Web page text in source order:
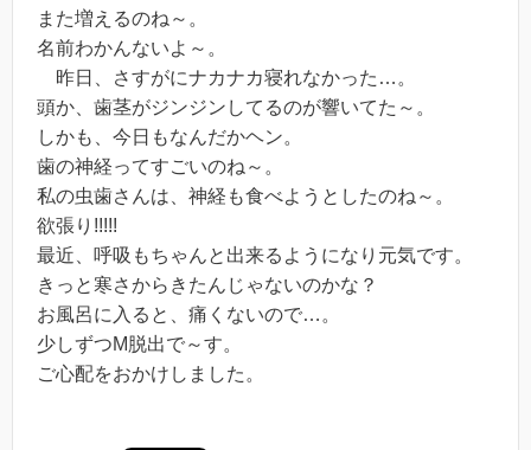
また増えるのね～。
名前わかんないよ～。
昨日、さすがにナカナカ寝れなかった…。
頭か、歯茎がジンジンしてるのが響いてた～。
しかも、今日もなんだかヘン。
歯の神経ってすごいのね～。
私の虫歯さんは、神経も食べようとしたのね～。
欲張り!!!!!
最近、呼吸もちゃんと出来るようになり元気です。
きっと寒さからきたんじゃないのかな？
お風呂に入ると、痛くないので…。
少しずつM脱出で～す。
ご心配をおかけしました。